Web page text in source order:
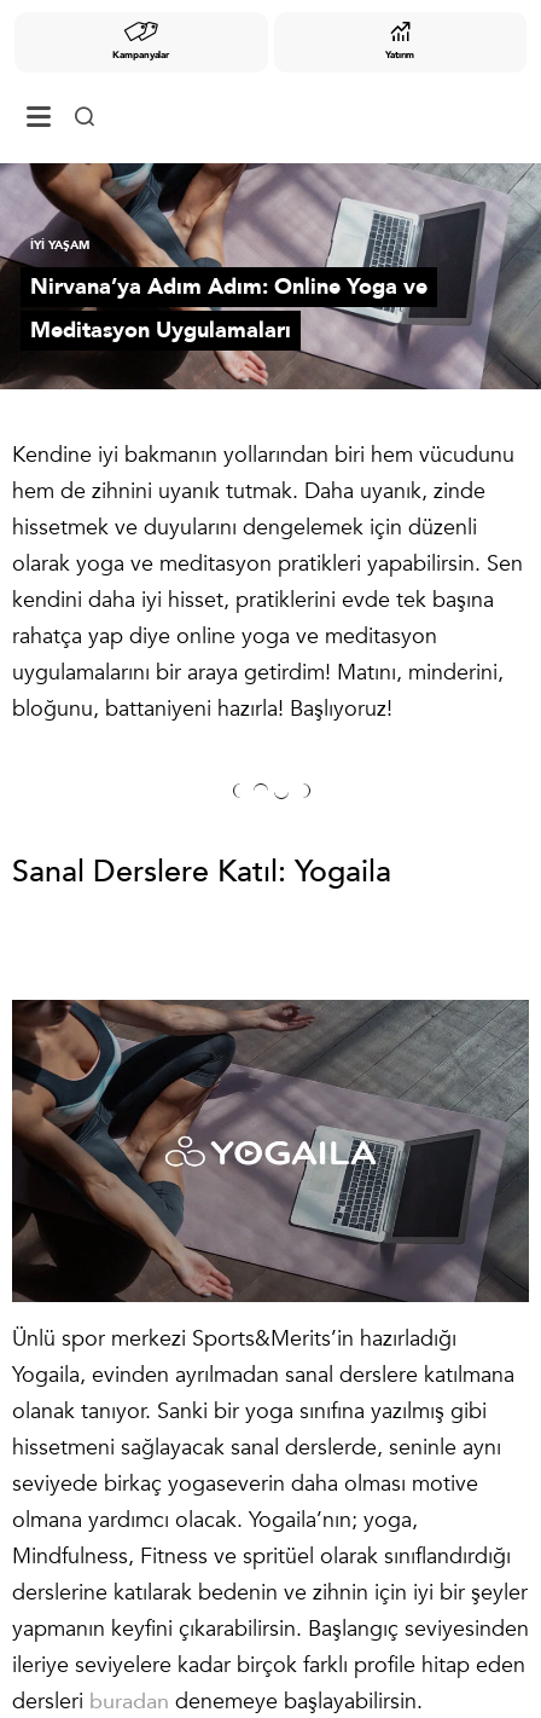
Kampanyalar Yatırım
İYİ YAŞAM
Nirvana’ya Adım Adım: Online Yoga ve
Meditasyon Uygulamaları
Kendine iyi bakmanın yollarından biri hem vücudunu
hem de zihnini uyanık tutmak. Daha uyanık, zinde
hissetmek ve duyularını dengelemek için düzenli
olarak yoga ve meditasyon pratikleri yapabilirsin. Sen
kendini daha iyi hisset, pratiklerini evde tek başına
rahatça yap diye online yoga ve meditasyon
uygulamalarını bir araya getirdim! Matını, minderini,
bloğunu, battaniyeni hazırla! Başlıyoruz!
Sanal Derslere Katıl: Yogaila
Ünlü spor merkezi Sports&Merits’in hazırladığı
Yogaila, evinden ayrılmadan sanal derslere katılmana
olanak tanıyor. Sanki bir yoga sınıfına yazılmış gibi
hissetmeni sağlayacak sanal derslerde, seninle aynı
seviyede birkaç yogaseverin daha olması motive
olmana yardımcı olacak. Yogaila’nın; yoga,
Mindfulness, Fitness ve spritüel olarak sınıflandırdığı
derslerine katılarak bedenin ve zihnin için iyi bir şeyler
yapmanın keyfini çıkarabilirsin. Başlangıç seviyesinden
ileriye seviyelere kadar birçok farklı profile hitap eden
dersleri buradan denemeye başlayabilirsin.